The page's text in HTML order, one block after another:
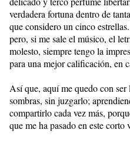
verdadera fortuna dentro de
que considero un cinco
pero, si me sale el músico, el
molesto, siempre tengo la
para una mejor calificación, en
Así que, aquí me quedo con ser
sombras, sin juzgarlo;
compartirlo cada vez más,
que me ha pasado en este corto